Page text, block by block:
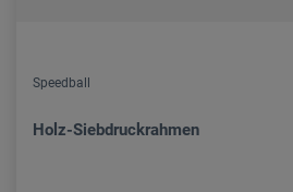
Speedball
Holz-Siebdruckrahmen